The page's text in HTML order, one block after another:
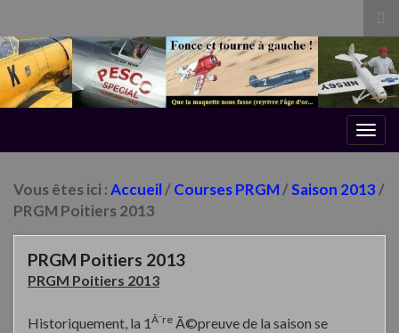
Vous êtes ici :Accueil/Courses PRGM/Saison 2013/
PRGM Poitiers 2013
PRGM Poitiers 2013
PRGM Poitiers 2013
Historiquement, la 1Ã¨re Ã©preuve de la saison se